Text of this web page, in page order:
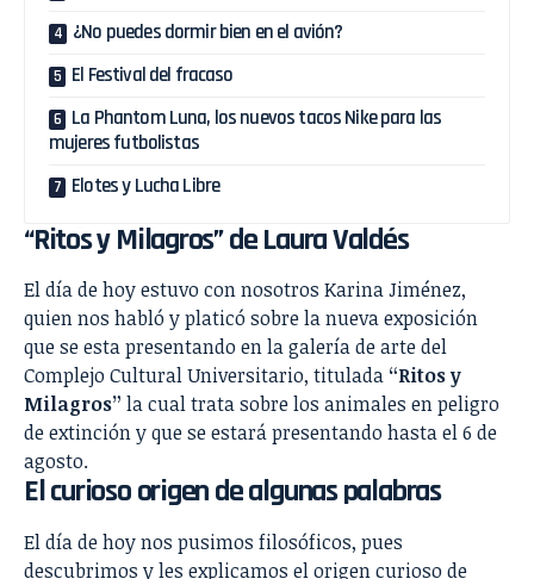
¿No puedes dormir bien en el avión?
El Festival del fracaso
La Phantom Luna, los nuevos tacos Nike para las
mujeres futbolistas
Elotes y Lucha Libre
“Ritos y Milagros” de Laura Valdés
El día de hoy estuvo con nosotros Karina Jiménez,
quien nos habló y platicó sobre la nueva exposición
que se esta presentando en la galería de arte del
Complejo Cultural Universitario, titulada “Ritos y
Milagros” la cual trata sobre los animales en peligro
de extinción y que se estará presentando hasta el 6 de
agosto.
El curioso origen de algunas palabras
El día de hoy nos pusimos filosóficos, pues
descubrimos y les explicamos el origen curioso de